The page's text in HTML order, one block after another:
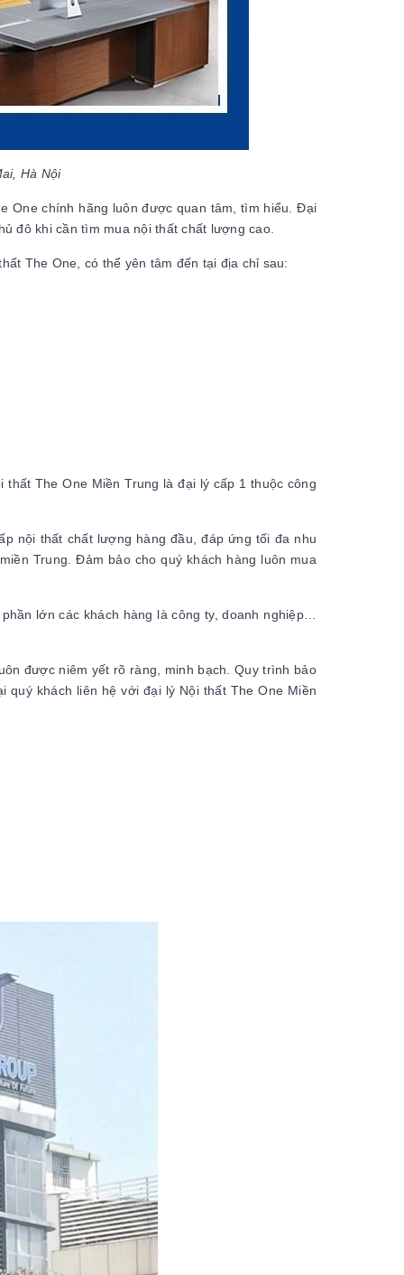
Hà Nội
One chính hãng luôn được quan tâm, tìm hiểu. Đại
đô khi cần tìm mua nội thất chất lượng cao.
The One, có thể yên tâm đến tại địa chỉ sau:
The One Miền Trung là đại lý cấp 1 thuộc công
nội thất chất lượng hàng đầu, đáp ứng tối đa nhu
Trung. Đảm bảo cho quý khách hàng luôn mua
lớn các khách hàng là công ty, doanh nghiệp…
được niêm yết rõ ràng, minh bạch. Quy trình bảo
khách liên hệ với đại lý Nội thất The One Miền